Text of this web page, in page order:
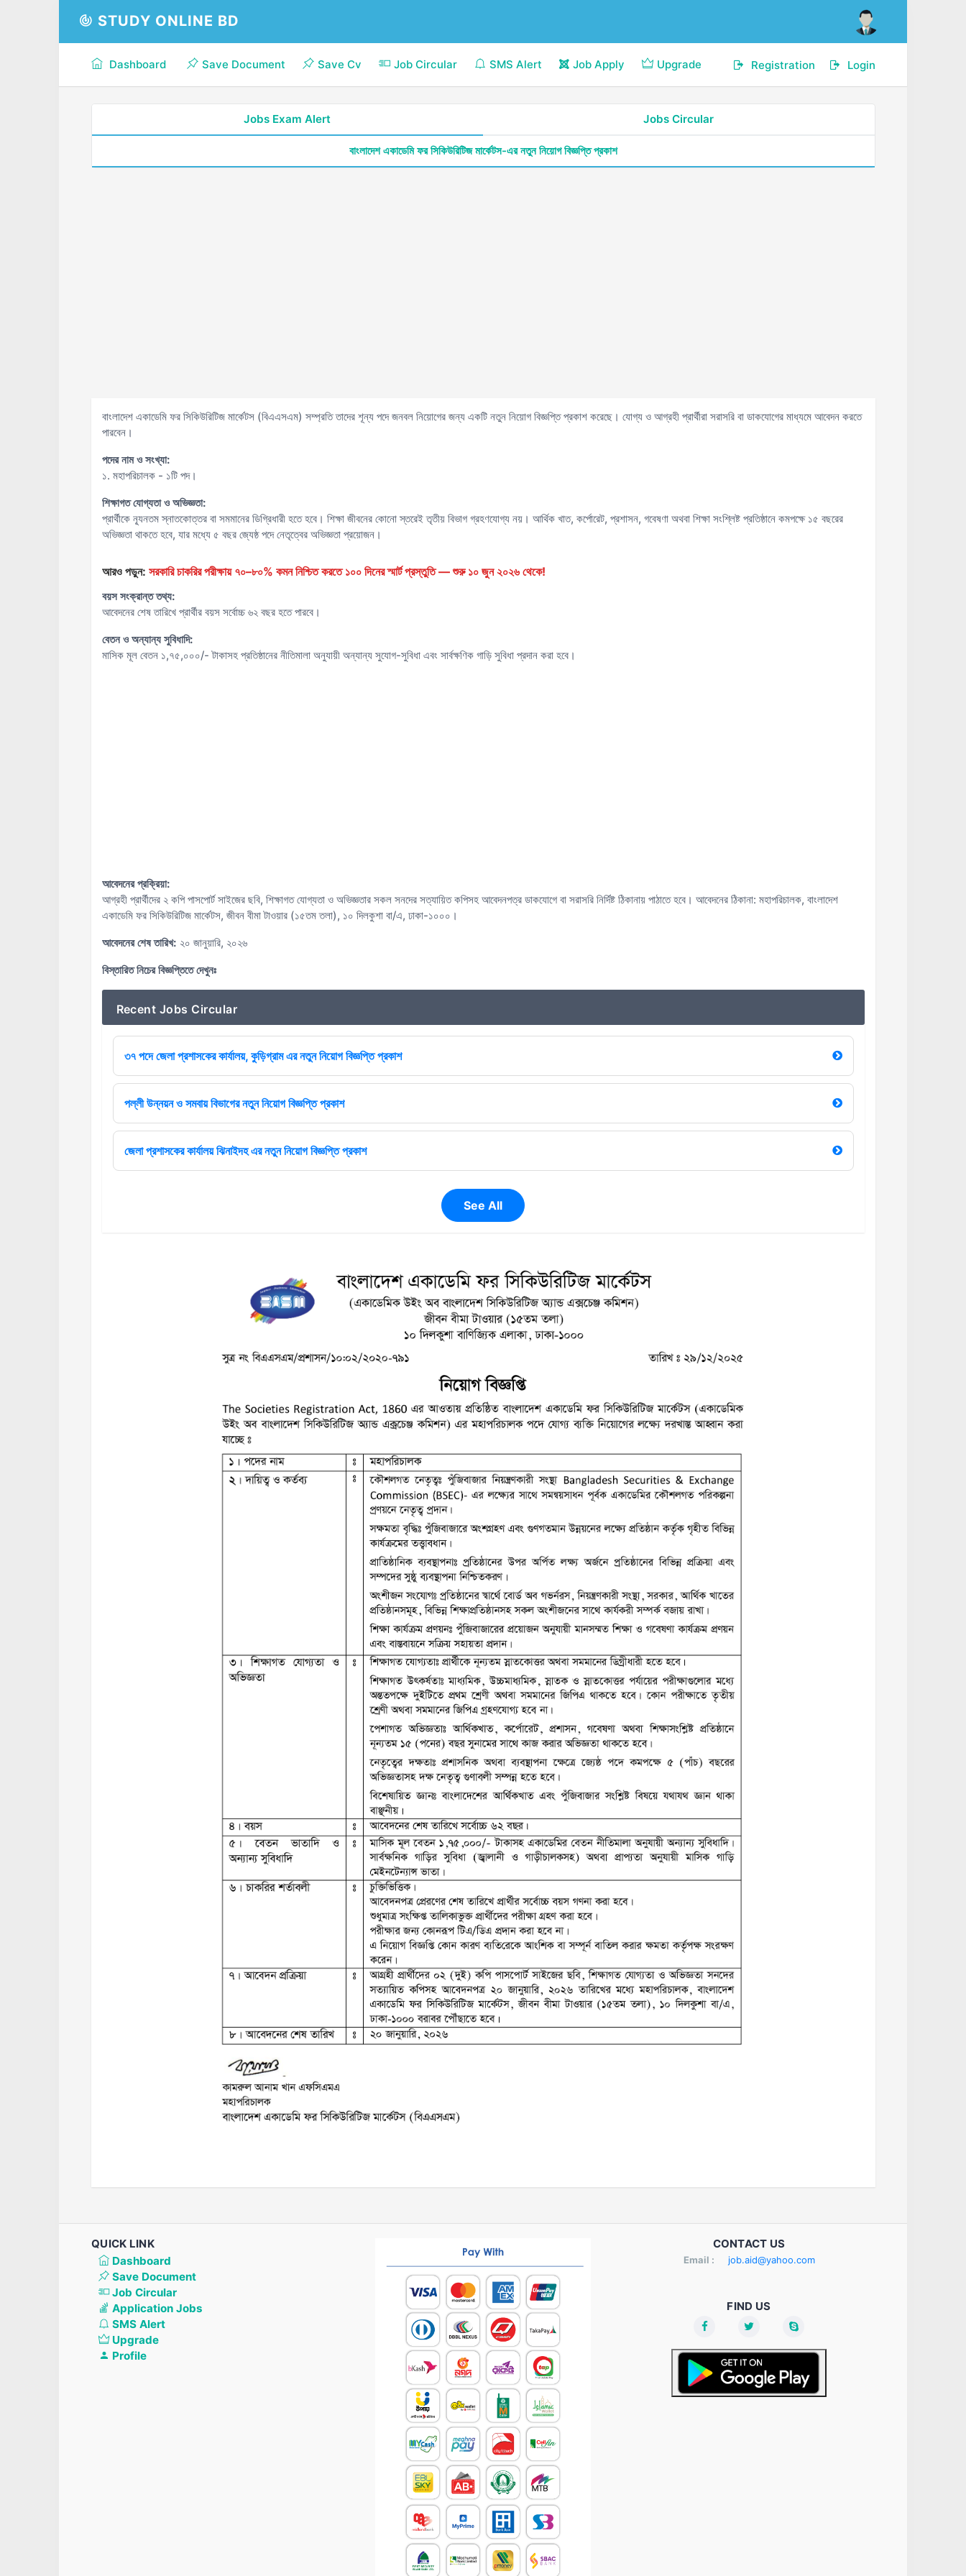
STUDY ONLINE BD
Dashboard Save Document Save Cv Job Circular SMS Alert Job Apply Upgrade Login
Registration
Jobs Exam Alert Jobs Circular
বাংলাদেশ একাডেমি ফর সিকিউরিটিজ মার্কেটস-এর নতুন নিয়োগ বিজ্ঞপ্তি প্রকাশ
বাংলাদেশ একাডেমি ফর সিকিউরিটিজ মার্কেটস (বিএএসএম) সম্প্রতি তাদের শূন্য পদে জনবল নিয়োগের জন্য একটি নতুন নিয়োগ বিজ্ঞপ্তি প্রকাশ করেছে। যোগ্য ও আগ্রহী প্রার্থীরা সরাসরি বা ডাকযোগের মাধ্যমে আবেদন করতে
পারবেন।
পদের নাম ও সংখ্যা:
১. মহাপরিচালক - ১টি পদ।
শিক্ষাগত যোগ্যতা ও অভিজ্ঞতা:
প্রার্থীকে ন্যূনতম স্নাতকোত্তর বা সমমানের ডিগ্রিধারী হতে হবে। শিক্ষা জীবনের কোনো স্তরেই তৃতীয় বিভাগ গ্রহণযোগ্য নয়। আর্থিক খাত, কর্পোরেট, প্রশাসন, গবেষণা অথবা শিক্ষা সংশ্লিষ্ট প্রতিষ্ঠানে কমপক্ষে ১৫ বছরের
অভিজ্ঞতা থাকতে হবে, যার মধ্যে ৫ বছর জ্যেষ্ঠ পদে নেতৃত্বের অভিজ্ঞতা প্রয়োজন।
আরও পড়ুন: সরকারি চাকরির পরীক্ষায় ৭০–৮০% কমন নিশ্চিত করতে ১০০ দিনের স্মার্ট প্রস্তুতি — শুরু ১০ জুন ২০২৬ থেকে!
বয়স সংক্রান্ত তথ্য:
আবেদনের শেষ তারিখে প্রার্থীর বয়স সর্বোচ্চ ৬২ বছর হতে পারবে।
বেতন ও অন্যান্য সুবিধাদি:
মাসিক মূল বেতন ১,৭৫,০০০/- টাকাসহ প্রতিষ্ঠানের নীতিমালা অনুযায়ী অন্যান্য সুযোগ-সুবিধা এবং সার্বক্ষণিক গাড়ি সুবিধা প্রদান করা হবে।
আবেদনের প্রক্রিয়া:
আগ্রহী প্রার্থীদের ২ কপি পাসপোর্ট সাইজের ছবি, শিক্ষাগত যোগ্যতা ও অভিজ্ঞতার সকল সনদের সত্যায়িত কপিসহ আবেদনপত্র ডাকযোগে বা সরাসরি নির্দিষ্ট ঠিকানায় পাঠাতে হবে। আবেদনের ঠিকানা: মহাপরিচালক, বাংলাদেশ
একাডেমি ফর সিকিউরিটিজ মার্কেটস, জীবন বীমা টাওয়ার (১৫তম তলা), ১০ দিলকুশা বা/এ, ঢাকা-১০০০।
আবেদনের শেষ তারিখ: ২০ জানুয়ারি, ২০২৬
বিস্তারিত নিচের বিজ্ঞপ্তিতে দেখুনঃ
Recent Jobs Circular
৩৭ পদে জেলা প্রশাসকের কার্যালয়, কুড়িগ্রাম এর নতুন নিয়োগ বিজ্ঞপ্তি প্রকাশ
পল্লী উন্নয়ন ও সমবায় বিভাগের নতুন নিয়োগ বিজ্ঞপ্তি প্রকাশ
জেলা প্রশাসকের কার্যালয় ঝিনাইদহ এর নতুন নিয়োগ বিজ্ঞপ্তি প্রকাশ
See All
QUICK LINK
Dashboard
Save Document
Job Circular
Application Jobs
SMS Alert
Upgrade
Profile
CONTACT US
Email : job.aid@yahoo.com
FIND US